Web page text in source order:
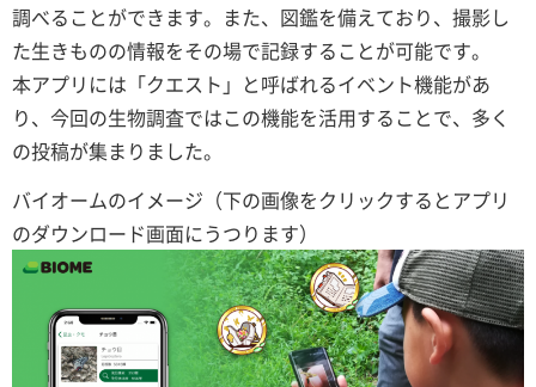
調べることができます。また、図鑑を備えており、撮影し
た生きものの情報をその場で記録することが可能です。
本アプリには「クエスト」と呼ばれるイベント機能があ
り、今回の生物調査ではこの機能を活用することで、多く
の投稿が集まりました。
バイオームのイメージ（下の画像をクリックするとアプリ
のダウンロード画面にうつります）